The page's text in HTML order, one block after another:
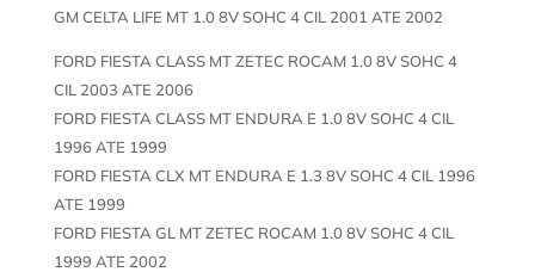
GM CELTA LIFE MT 1.0 8V SOHC 4 CIL 2001 ATE 2002
FORD FIESTA CLASS MT ZETEC ROCAM 1.0 8V SOHC 4
CIL 2003 ATE 2006
FORD FIESTA CLASS MT ENDURA E 1.0 8V SOHC 4 CIL
1996 ATE 1999
FORD FIESTA CLX MT ENDURA E 1.3 8V SOHC 4 CIL 1996
ATE 1999
FORD FIESTA GL MT ZETEC ROCAM 1.0 8V SOHC 4 CIL
1999 ATE 2002